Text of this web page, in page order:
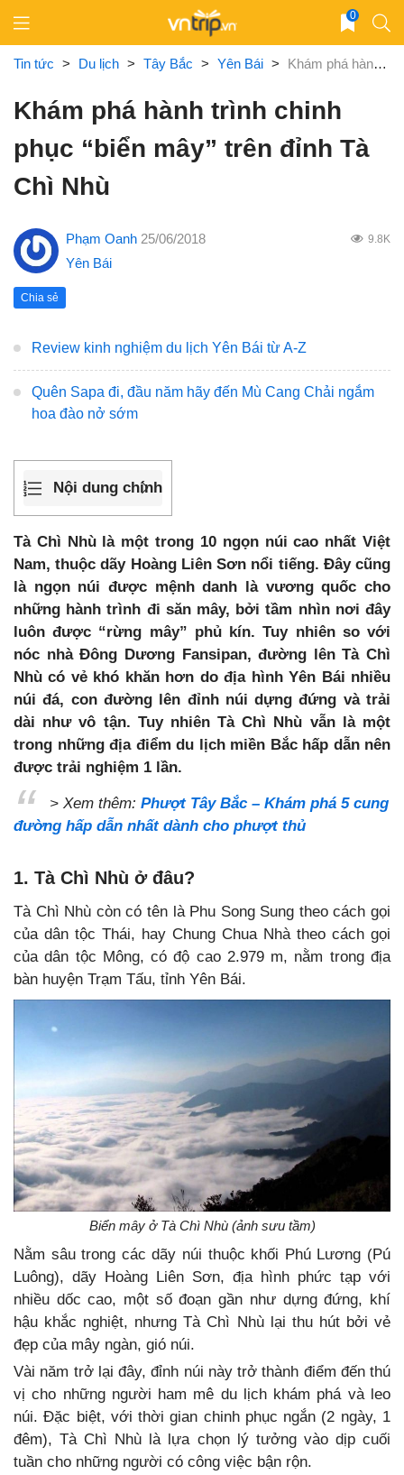
content
0
Tin tức > Du lịch > Tây Bắc > Yên Bái > Khám phá hành trình chinh phục “biển mây” trên đỉnh Tà Chì Nhù
Khám phá hành trình chinh
phục “biển mây” trên đỉnh Tà
Chì Nhù
Phạm Oanh 25/06/2018 9.8K
Yên Bái
Chia sẻ
Review kinh nghiệm du lịch Yên Bái từ A-Z
Quên Sapa đi, đầu năm hãy đến Mù Cang Chải ngắm
hoa đào nở sớm
Nội dung chính
Tà Chì Nhù là một trong 10 ngọn núi cao nhất Việt
Nam, thuộc dãy Hoàng Liên Sơn nổi tiếng. Đây cũng
là ngọn núi được mệnh danh là vương quốc cho
những hành trình đi săn mây, bởi tầm nhìn nơi đây
luôn được “rừng mây” phủ kín. Tuy nhiên so với
nóc nhà Đông Dương Fansipan, đường lên Tà Chì
Nhù có vẻ khó khăn hơn do địa hình Yên Bái nhiều
núi đá, con đường lên đỉnh núi dựng đứng và trải
dài như vô tận. Tuy nhiên Tà Chì Nhù vẫn là một
trong những địa điểm du lịch miền Bắc hấp dẫn nên
được trải nghiệm 1 lần.
> Xem thêm: Phượt Tây Bắc – Khám phá 5 cung
đường hấp dẫn nhất dành cho phượt thủ
1. Tà Chì Nhù ở đâu?
Tà Chì Nhù còn có tên là Phu Song Sung theo cách gọi
của dân tộc Thái, hay Chung Chua Nhà theo cách gọi
của dân tộc Mông, có độ cao 2.979 m, nằm trong địa
bàn huyện Trạm Tấu, tỉnh Yên Bái.
Biển mây ở Tà Chì Nhù (ảnh sưu tầm)
Nằm sâu trong các dãy núi thuộc khối Phú Lương (Pú
Luông), dãy Hoàng Liên Sơn, địa hình phức tạp với
nhiều dốc cao, một số đoạn gần như dựng đứng, khí
hậu khắc nghiệt, nhưng Tà Chì Nhù lại thu hút bởi vẻ
đẹp của mây ngàn, gió núi.
Vài năm trở lại đây, đỉnh núi này trở thành điểm đến thú
vị cho những người ham mê du lịch khám phá và leo
núi. Đặc biệt, với thời gian chinh phục ngắn (2 ngày, 1
đêm), Tà Chì Nhù là lựa chọn lý tưởng vào dịp cuối
tuần cho những người có công việc bận rộn.